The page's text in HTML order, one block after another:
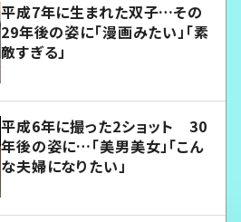
平成7年に生まれた双子…その
29年後の姿に「漫画みたい」「素
敵すぎる」
平成6年に撮った2ショット 30
年後の姿に…「美男美女」「こん
な夫婦になりたい」